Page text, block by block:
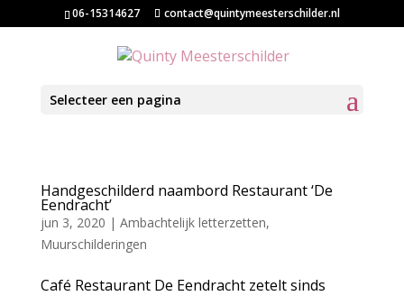
06-15314627 contact@quintymeesterschilder.nl
Selecteer een pagina
Handgeschilderd naambord Restaurant ‘De
Eendracht’
jun 3, 2020 | Ambachtelijk letterzetten,
Muurschilderingen
Café Restaurant De Eendracht zetelt sinds